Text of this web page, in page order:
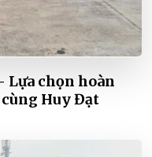
Lựa chọn hoàn
Huy Đạt